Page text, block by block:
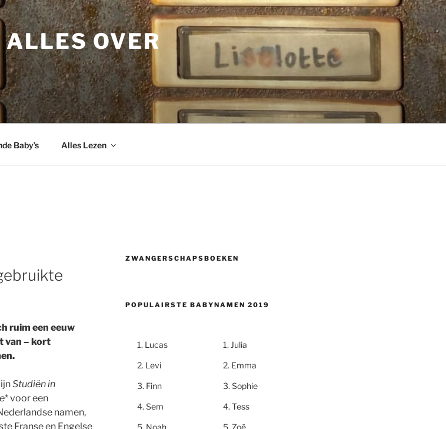
OVER
Baby’s Alles Lezen
ruim een eeuw
van – kort
Studiën in
* voor een
namen,
Franse en Engelse
ZWANGERSCHAPSBOEKEN
POPULAIRSTE BABYNAMEN 2019
Lucas
Levi
Finn
Sem
Noah
Julia
Emma
Sophie
Tess
Zoë